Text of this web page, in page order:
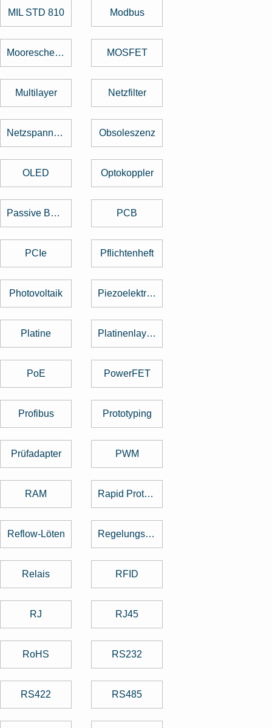
MIL STD 810 Modbus
Mooresche Gesetz MOSFET
Multilayer Netzfilter
Netzspannung Obsoleszenz
OLED Optokoppler
Passive Bauelemente PCB
PCIe Pflichtenheft
Photovoltaik Piezoelektrischer Sensor
Platine Platinenlayout
PoE PowerFET
Profibus Prototyping
Prüfadapter PWM
RAM Rapid Prototyping
Reflow-Löten Regelungstechnik
Relais RFID
RJ RJ45
RoHS RS232
RS422 RS485